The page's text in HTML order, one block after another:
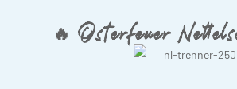
🔥 Osterfeuer